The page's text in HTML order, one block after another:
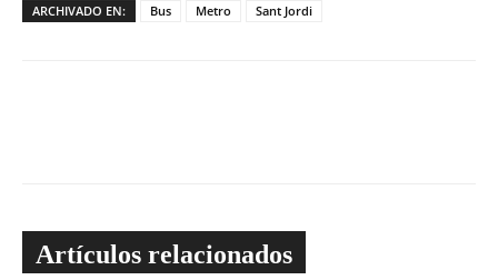
ARCHIVADO EN: Bus Metro Sant Jordi
Artículos relacionados